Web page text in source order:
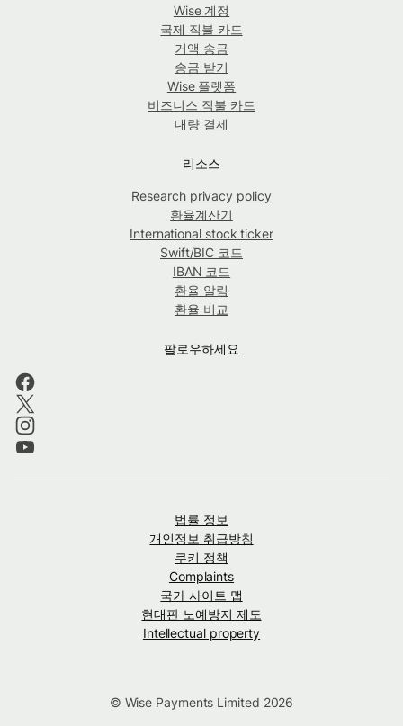
Wise 계정
국제 직불 카드
거액 송금
송금 받기
Wise 플랫폼
비즈니스 직불 카드
대량 결제
리소스
Research privacy policy
환율계산기
International stock ticker
Swift/BIC 코드
IBAN 코드
환율 알림
환율 비교
팔로우하세요
법률 정보
개인정보 취급방침
쿠키 정책
Complaints
국가 사이트 맵
현대판 노예방지 제도
Intellectual property
© Wise Payments Limited 2026